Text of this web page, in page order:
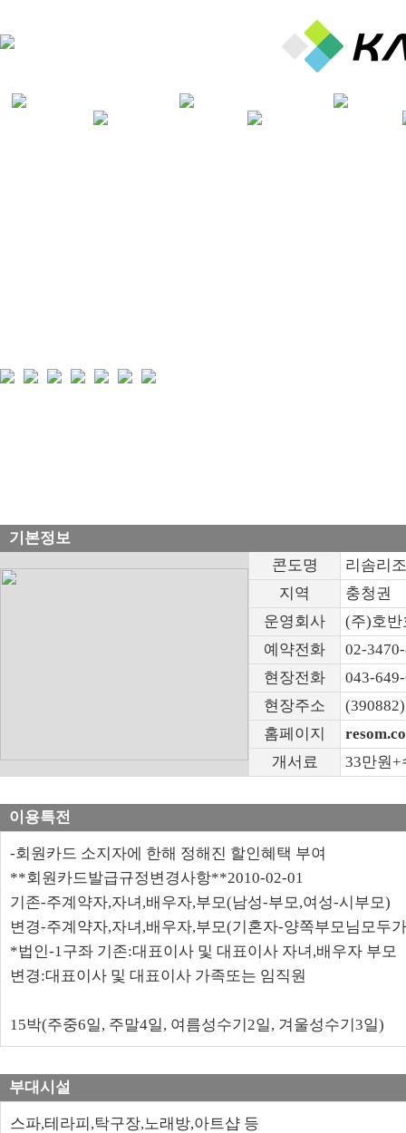
기본정보
콘도명
리솜리
지역
충청권
운영회사
(주)호
예약전화
02-
현장전화
043-
현장주소
홈페이지
개서료
33만원+
이용특전
-회원카드 소지자에 한해 정해진 할인혜택 부여
**회원카드발급규정변경사항**2010-02-01
기존-주계약자,자녀,배우자,부모(남성-부모,여성-시부모)
변경-주계약자,자녀,배우자,부모(기혼자-양쪽부모님모두
*법인-1구좌 기존:대표이사 및 대표이사 자녀,배우자 부모
변경:대표이사 및 대표이사 가족또는 임직원
15박(주중6일, 주말4일, 여름성수기2일, 겨울성수기3일)
부대시설
스파,테라피,탁구장,노래방,아트샵 등